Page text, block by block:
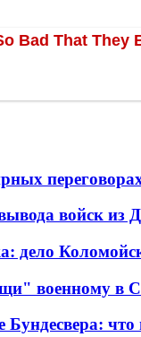
войск из
дело
военному в
что